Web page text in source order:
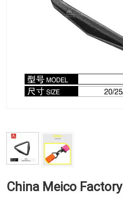
China Meico Factory